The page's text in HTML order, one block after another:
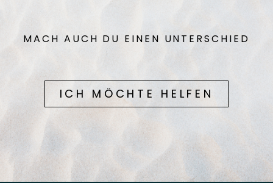
MACH AUCH DU EINEN UNTERSCHIED
ICH MÖCHTE HELFEN